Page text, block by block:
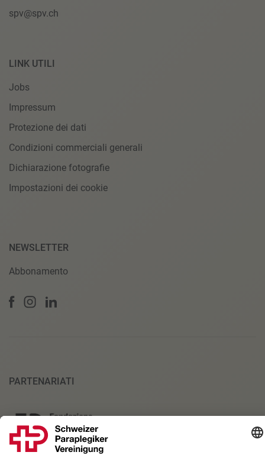
spv@spv.ch
LINK UTILI
Jobs
Impressum
Protezione dei dati
Condizioni commerciali generali
Dichiarazione fotografie
Impostazioni dei cookie
NEWSLETTER
Abbonamento
PARTENARIATI